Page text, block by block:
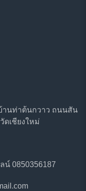
านท่าต้นกวาว ถนนสัน
ดเชียงใหม่
น์ 0850356187